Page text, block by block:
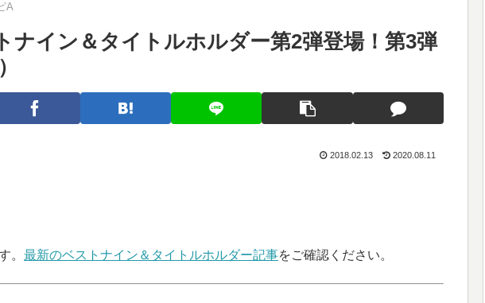
A
ナイン＆タイトルホルダー第2弾登場！第3弾
2018.02.13 2020.08.11
。 最新のベストナイン＆タイトルホルダー記事をご確認ください。